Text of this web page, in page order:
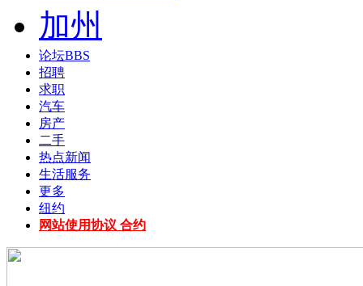
加州
论坛BBS
招聘
求职
汽车
房产
二手
热点新闻
生活服务
更多
纽约
网站使用协议 合约